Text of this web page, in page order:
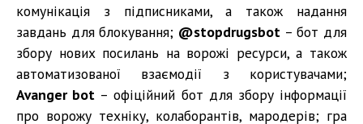
комунікація з підписниками, а також надання
завдань для блокування; @stopdrugsbot – бот для
збору нових посилань на ворожі ресурси, а також
автоматизованої взаємодії з користувачами;
Avanger bot – офіційний бот для збору інформації
про ворожу техніку, колаборантів, мародерів; гра